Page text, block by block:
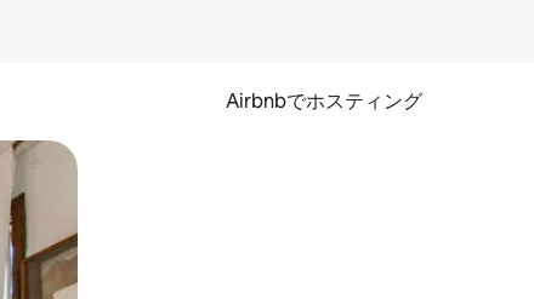
Airbnbでホスティング